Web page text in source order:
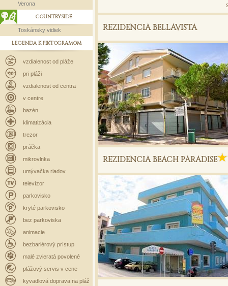
Verona
COUNTRYSIDE
Toskánsky vidiek
LEGENDA K PIKTOGRAMOM
vzdialenost od pláže
pri pláži
vzdialenost od centra
v centre
bazén
klimatizácia
trezor
práčka
mikrovlnka
umývačka riadov
televízor
parkovisko
kryté parkovisko
bez parkoviska
animacie
bezbariérový prístup
malé zvieratá povolené
plážový servis v cene
kyvadlová doprava na pláž
REZIDENCIA BELLAVISTA
REZIDENCIA BEACH PARADISE